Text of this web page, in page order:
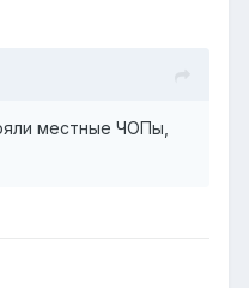
местные ЧОПы,